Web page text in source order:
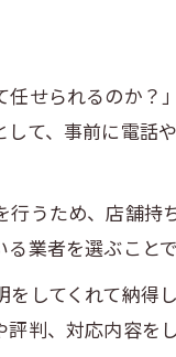
を避けるための注
事前確認したいポ
の有無も比較時の
定を目指すコツと
品整理が出張買取
を調べて納得の取
がつくポイント
せられるのか
て、事前に電
うため、店舗
業者を選ぶこと
してくれて納得
判、対応内容を